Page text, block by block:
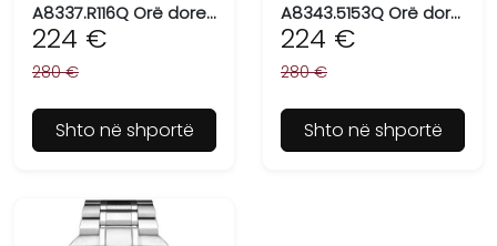
A8337.R116Q Orë dore për meshkuj ADRIATICA, Swiss Made
224 €
280 €
Shto në shportë
A8343.5153Q Orë dore për meshkuj ADRIATICA, Swiss Made
224 €
280 €
Shto në shportë